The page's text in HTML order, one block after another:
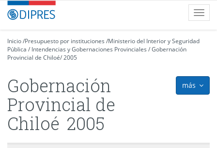
Contenido
principalDIPRES
-
de
Presupuestos
Inicio/Presupuesto por instituciones /Ministerio del Interior y Seguridad
Pública / Intendencias y Gobernaciones Provinciales /Gobernación
Provincial de Chiloé/2005
más
Gobernación
Provincial de
Chiloé 2005